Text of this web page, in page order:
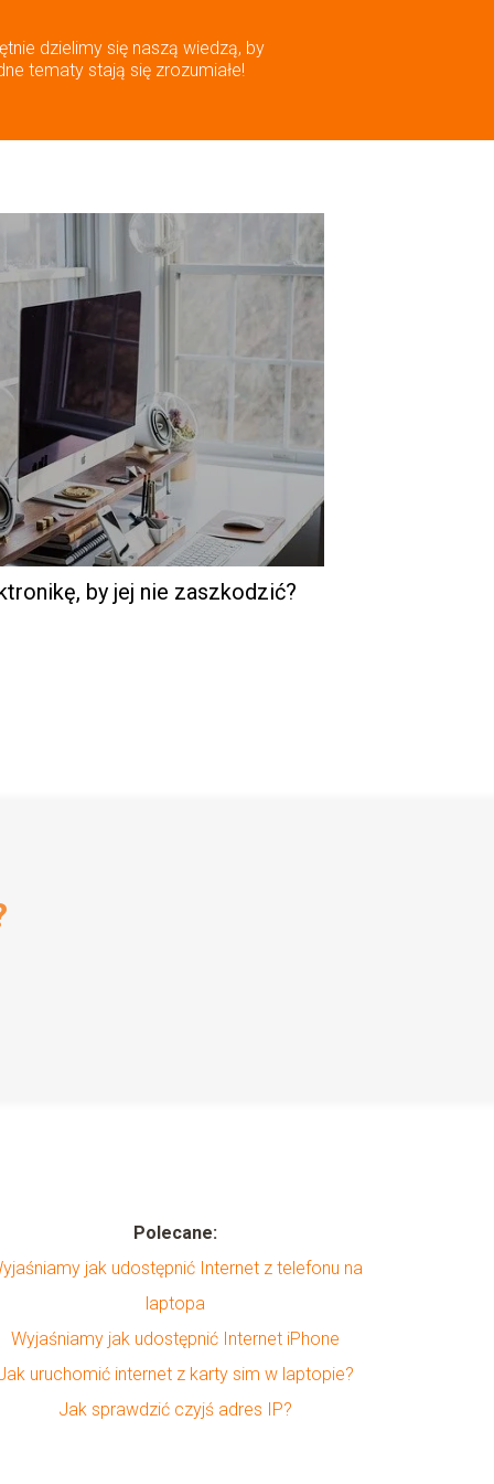
dzielimy się naszą wiedzą, by
tematy stają się zrozumiałe!
by jej nie zaszkodzić?
Polecane:
jak udostępnić Internet z telefonu na
laptopa
Wyjaśniamy jak udostępnić Internet iPhone
uruchomić internet z karty sim w laptopie?
Jak sprawdzić czyjś adres IP?